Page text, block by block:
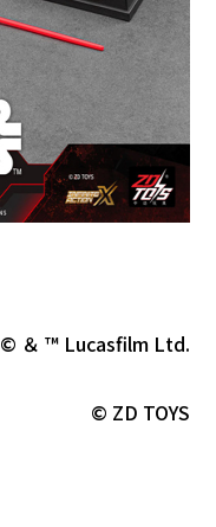
© ＆ ™ Lucasfilm Ltd.
© ZD TOYS